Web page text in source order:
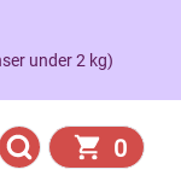
under 2 kg)
0